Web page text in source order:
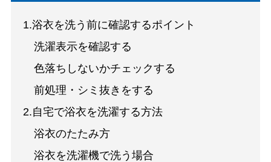
1.浴衣を洗う前に確認するポイント
洗濯表示を確認する
色落ちしないかチェックする
前処理・シミ抜きをする
2.自宅で浴衣を洗濯する方法
浴衣のたたみ方
浴衣を洗濯機で洗う場合